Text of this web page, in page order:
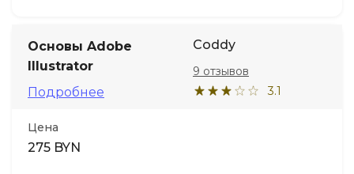
Основы Adobe
Illustrator
Подробнее
Coddy
3.1
9 отзывов
Цена
275 BYN